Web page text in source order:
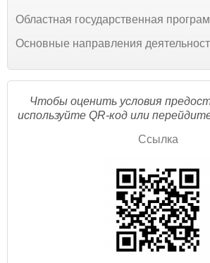
Областная государственная
Основные направления
Чтобы оценить условия
используйте QR-код или
Ссылка